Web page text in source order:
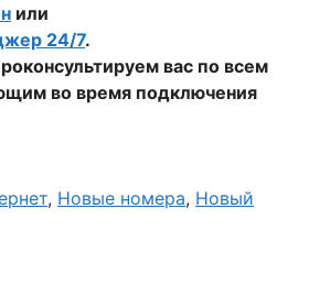
или
24/7.
вас по всем
во время подключения
, Новые номера, Новый